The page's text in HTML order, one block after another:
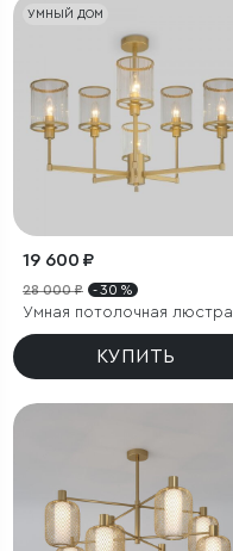
УМНЫЙ ДОМ
19 600 ₽
28 000 ₽ - 30 %
Умная потолочная люстра
КУПИТЬ